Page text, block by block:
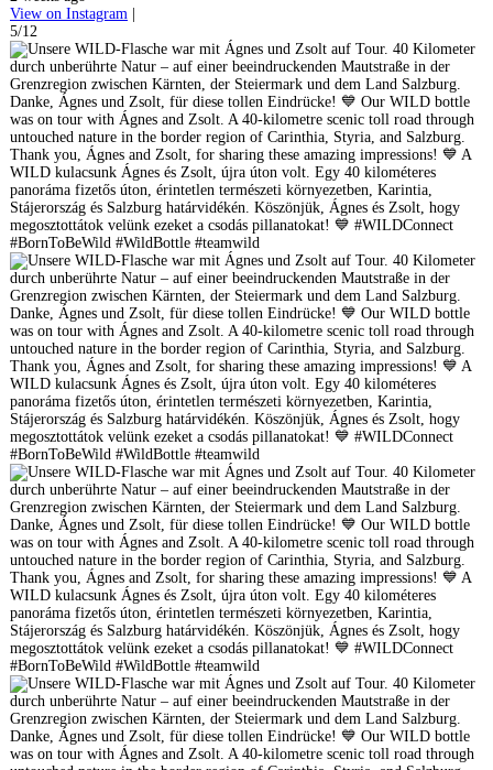
View on Instagram |
5/12